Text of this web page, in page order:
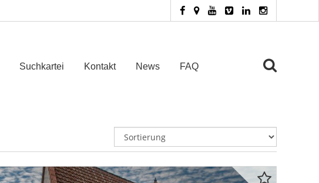
Suchkartei Kontakt News FAQ